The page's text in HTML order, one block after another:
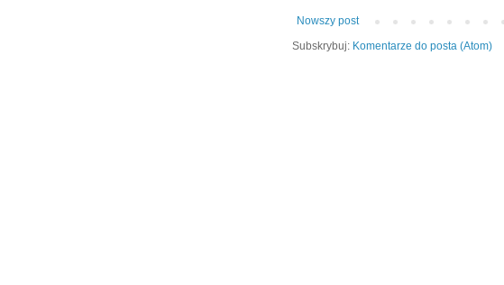
Nowszy post
Subskrybuj: Komentarze do posta (Atom)